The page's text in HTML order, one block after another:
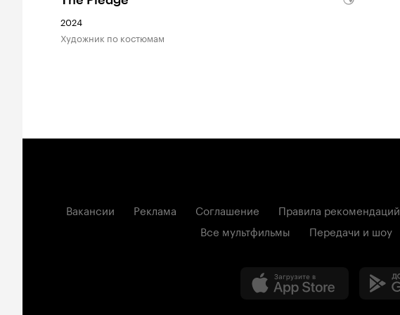
2024
Художник по костюмам
Вакансии Реклама Соглашение Правила рекомендаций
Все мультфильмы
Передачи и шоу